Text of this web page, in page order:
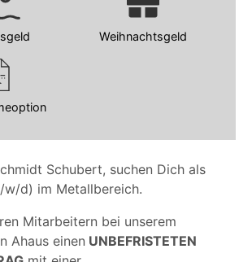
Schubert, suchen Dich als
d) im Metallbereich.
Mitarbeitern bei unserem
Ahaus einen UNBEFRISTETEN
Weihnachtsgeld